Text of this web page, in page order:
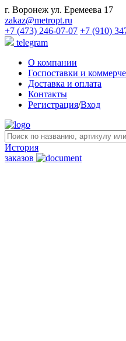
г. Воронеж ул. Еремеева 17
zakaz@metropt.ru
+7 (473) 246-07-07 +7 (910)
telegram
О компании
Госпоставки и
Доставка и оплата
Контакты
Регистрация/Вход
История
заказов